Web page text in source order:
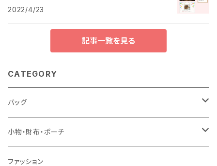
2022/4/23
記事一覧を見る
CATEGORY
バッグ
トートバッグ
ショルダーバッグ
小物・財布・ポーチ
ポーチ
ファッション